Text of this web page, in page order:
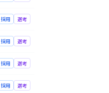
採用 選考
採用 選考
採用 選考
採用 選考